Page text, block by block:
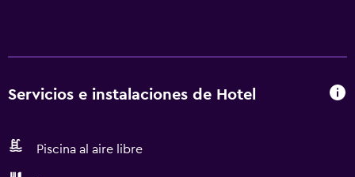
Servicios e instalaciones de Hotel
Piscina al aire libre